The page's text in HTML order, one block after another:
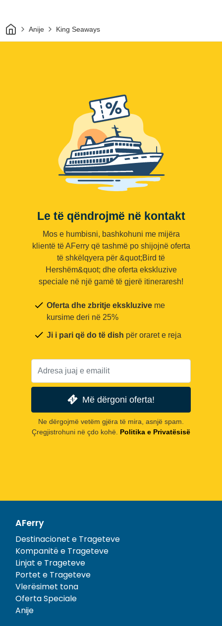
ShtëpiAnije King Seaways
Le të qëndrojmë në kontakt
Mos e humbisni, bashkohuni me mijëra
klientë të AFerry që tashmë po shijojnë oferta
të shkëlqyera për &quot;Bird të
Hershëm&quot; dhe oferta ekskluzive
speciale në një gamë të gjerë itineraresh!
Oferta dhe zbritje ekskluzive me
kursime deri në 25%
Ji i pari që do të dish për oraret e reja
Më dërgoni oferta!
Ne dërgojmë vetëm gjëra të mira, asnjë spam.
Çregjistrohuni në çdo kohë. Politika e Privatësisë
AFerry
Destinacionet e Trageteve
Kompanitë e Trageteve
Linjat e Trageteve
Portet e Trageteve
Vlerësimet tona
Oferta Speciale
Anije